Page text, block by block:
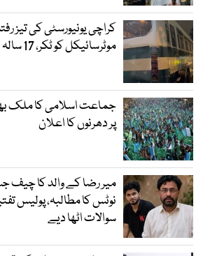
کراچی یونیورسٹی کی تیز
موٹرسائیکل کو ٹکر، 17 سالہ لڑکی جاں بحق
پر دھرنوں کا اعلان
میر رضا کے والد کا چیف
نوٹس کا مطالبہ، پولیس
سوالات اٹھا دیے